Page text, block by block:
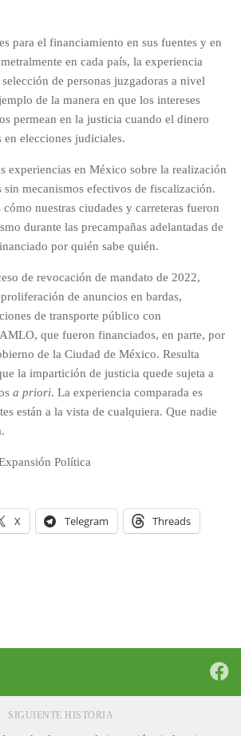
para el financiamiento en sus fuentes y en
en cada país, la experiencia
de personas juzgadoras a nivel
de la manera en que los intereses
permean en la justicia cuando el dinero
elecciones judiciales.
experiencias en México sobre la realización
sin mecanismos efectivos de fiscalización.
nuestras ciudades y carreteras fueron
durante las precampañas adelantadas de
por quién sabe quién.
de revocación de mandato de 2022,
de anuncios en bardas,
de transporte público con
que fueron financiados, en parte, por
de la Ciudad de México. Resulta
la impartición de justicia quede sujeta a
a priori. La experiencia comparada es
están a la vista de cualquiera. Que nadie
Política
X Telegram Threads
SIGUIENTE HISTORIA